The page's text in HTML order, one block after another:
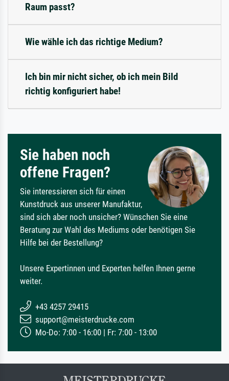
Raum passt?
Wie wähle ich das richtige Medium?
Ich bin mir nicht sicher, ob ich mein Bild
richtig konfiguriert habe!
Sie haben noch
offene Fragen?
Sie interessieren sich für einen
Kunstdruck aus unserer Manufaktur,
sind sich aber noch unsicher? Wünschen Sie eine
Beratung zur Wahl des Mediums oder benötigen Sie
Hilfe bei der Bestellung?
Unsere Expertinnen und Experten helfen Ihnen gerne
weiter.
+43 4257 29415
support@meisterdrucke.com
Mo-Do: 7:00 - 16:00 | Fr: 7:00 - 13:00